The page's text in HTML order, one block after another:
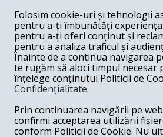
COMENTARII
Nume
Email
Folosim cookie-uri și tehnologii
pentru a-ți îmbunătăți experiența
pentru a-ți oferi conținut și
pentru a analiza traficul și
Înainte de a continua navigarea
te rugăm să aloci timpul necesar
înțelege conținutul Politicii de
Confidențialitate.
Prin continuarea navigării pe
confirmi acceptarea utilizării
conform Politicii de Cookie. Nu